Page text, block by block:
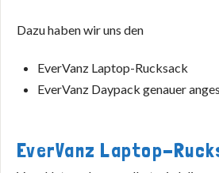
Dazu haben wir uns den
EverVanz Laptop-Rucksack
EverVanz Daypack genauer
EverVanz Laptop-